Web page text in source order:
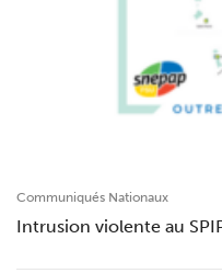
Communiqués Nationaux
Intrusion violente au